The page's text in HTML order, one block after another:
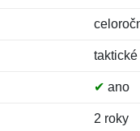
taktické
✔ ano
2 roky